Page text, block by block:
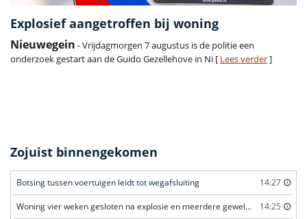
Explosief aangetroffen bij woning
Nieuwegein - Vrijdagmorgen 7 augustus is de politie een
onderzoek gestart aan de Guido Gezellehove in Ni [ Lees verder]
Zojuist binnengekomen
Botsing tussen voertuigen leidt tot wegafsluiting 14:27
Woning vier weken gesloten na explosie en meerdere geweldsincidenten 14:25